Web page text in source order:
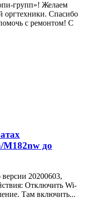
Желаем
оргтехники. Спасибо
с ремонтом! С
до
20200603,
Отключить Wi-
Там включить...